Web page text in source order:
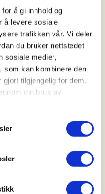
å gi innhold og
å levere sosiale
trafikken vår. Vi deler
du bruker nettstedet
sosiale medier,
som kan kombinere den
gjort tilgjengelig for dem,
din bruk av